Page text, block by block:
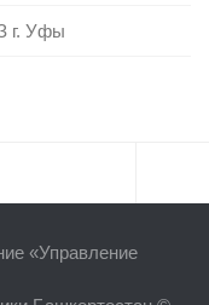
г. Уфы
«Управление